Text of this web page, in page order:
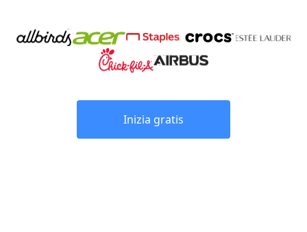
Inizia gratis